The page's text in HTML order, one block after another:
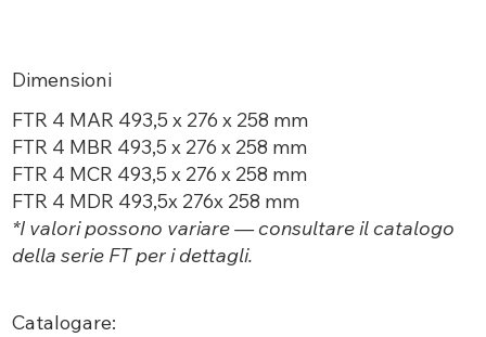
Dimensioni
FTR 4 MAR 493,5 x 276 x 258 mm
FTR 4 MBR 493,5 x 276 x 258 mm
FTR 4 MCR 493,5 x 276 x 258 mm
FTR 4 MDR 493,5x 276x 258 mm
*I valori possono variare — consultare il catalogo
della serie FT per i dettagli.
Catalogare: